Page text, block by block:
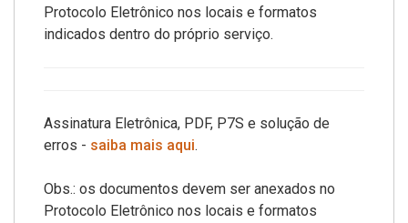
Protocolo Eletrônico nos locais e formatos
indicados dentro do próprio serviço.
Assinatura Eletrônica, PDF, P7S e solução de
erros - saiba mais aqui.
Obs.: os documentos devem ser anexados no
Protocolo Eletrônico nos locais e formatos